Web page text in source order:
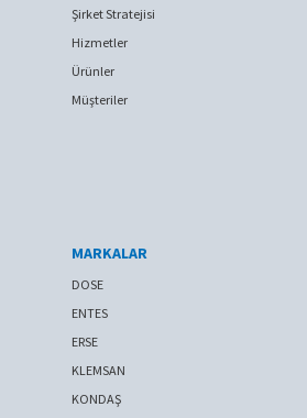
Şirket Stratejisi
Hizmetler
Ürünler
Müşteriler
MARKALAR
DOSE
ENTES
ERSE
KLEMSAN
KONDAŞ